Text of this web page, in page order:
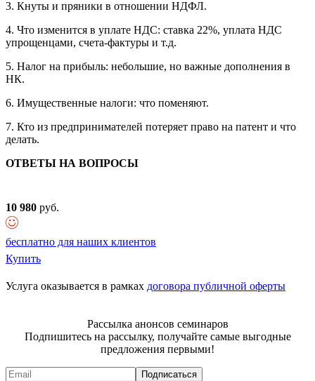
3. Кнуты и пряники в отношении НДФЛ.
4. Что изменится в уплате НДС: ставка 22%, уплата НДС
упрощенцами, счета-фактуры и т.д.
5. Налог на прибыль: небольшие, но важные дополнения в
НК.
6. Имущественные налоги: что поменяют.
7. Кто из предпринимателей потеряет право на патент и что
делать.
ОТВЕТЫ НА ВОПРОСЫ
10 980 руб.
бесплатно для наших клиентов
Купить
Услуга оказывается в рамках договора публичной оферты
Рассылка анонсов семинаров
Подпишитесь на рассылку, получайте самые выгодные
предложения первыми!
Подписаться